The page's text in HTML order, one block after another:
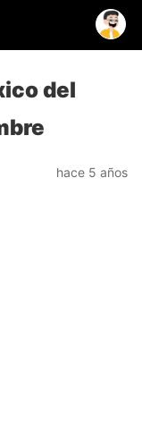
del
hace 5 años